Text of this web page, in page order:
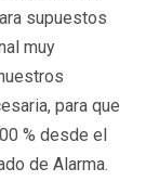
supuestos
muy
para que
% desde el
de Alarma.